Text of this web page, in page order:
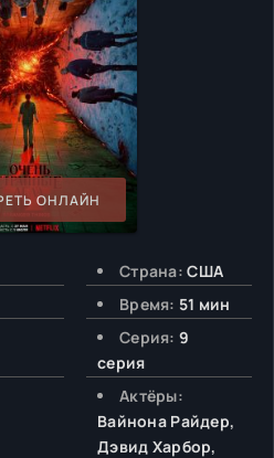
ОНЛАЙН
Страна: США
Время: 51 мин
Серия: 9
серия
Актёры:
Вайнона Райдер,
Дэвид Харбор,